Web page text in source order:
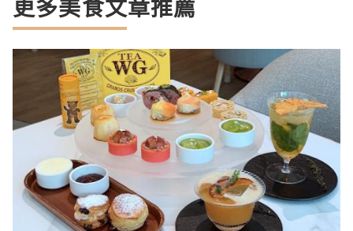
更多美食文章推薦